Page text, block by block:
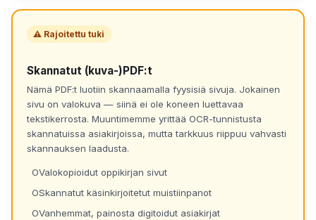
⚠ Rajoitettu tuki
Skannatut (kuva-)PDF:t
Nämä PDF:t luotiin skannaamalla fyysisiä sivuja. Jokainen
sivu on valokuva — siinä ei ole koneen luettavaa
tekstikerrosta. Muuntimemme yrittää OCR-tunnistusta
skannatuissa asiakirjoissa, mutta tarkkuus riippuu vahvasti
skannauksen laadusta.
Valokopioidut oppikirjan sivut
Skannatut käsinkirjoitetut muistiinpanot
Vanhemmat, painosta digitoidut asiakirjat